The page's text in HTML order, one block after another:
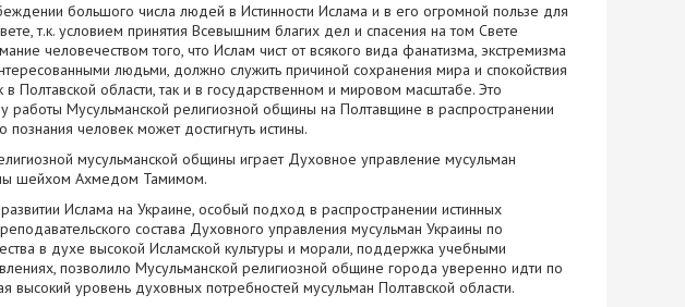
большого числа людей в Истинности Ислама и в его огромной пользе для
т.к. условием принятия Всевышним благих дел и спасения на том Свете
человечеством того, что Ислам чист от всякого вида фанатизма, экстремизма
людьми, должно служить причиной сохранения мира и спокойствия
области, так и в государственном и мировом масштабе. Это
Мусульманской религиозной общины на Полтавщине в распространении
познания человек может достигнуть истины.
мусульманской общины играет Духовное управление мусульман
шейхом Ахмедом Тамимом.
Ислама на Украине, особый подход в распространении истинных
состава Духовного управления мусульман Украины по
в духе высокой Исламской культуры и морали, поддержка учебными
позволило Мусульманской религиозной общине города уверенно идти по
высокий уровень духовных потребностей мусульман Полтавской области.